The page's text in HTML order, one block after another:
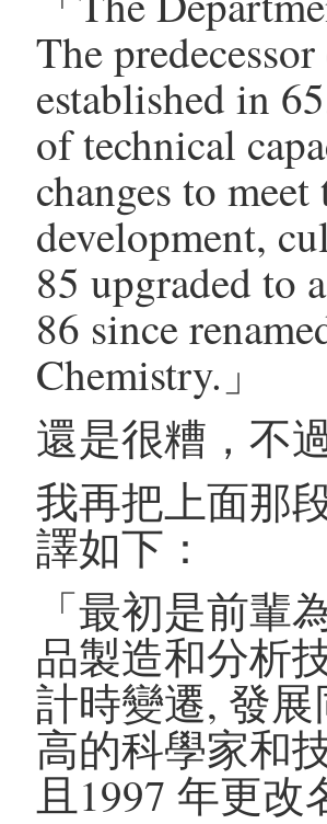
The
established in
of technical
changes to
development,
85 upgraded to
86 since
Chemistry.」
還是很糟，不
我再把上面那
譯如下：
「最初是前輩
品製造和分析
計時變遷, 發
高的科學家和
且1997 年更